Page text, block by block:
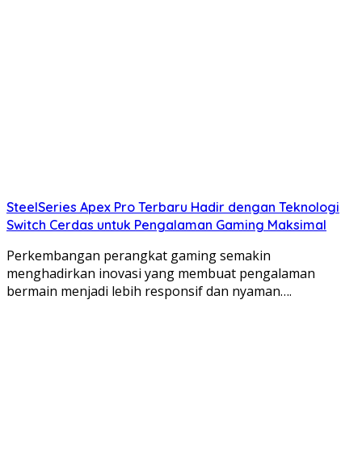
SteelSeries Apex Pro Terbaru Hadir dengan Teknologi
Switch Cerdas untuk Pengalaman Gaming Maksimal
Perkembangan perangkat gaming semakin
menghadirkan inovasi yang membuat pengalaman
bermain menjadi lebih responsif dan nyaman….